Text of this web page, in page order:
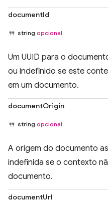
documentId
string opcional
Um UUID para o
ou indefinido se este
em um documento.
documentOrigin
string opcional
A origem do documento
indefinida se o contexto
documento.
documentUrl